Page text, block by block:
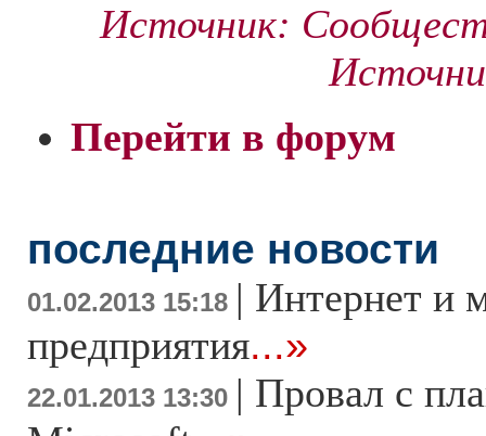
Источник:
Перейти в форум
последние новости
01.02.2013 15:18 | Интернет и
предприятия...»
22.01.2013 13:30 | Провал с